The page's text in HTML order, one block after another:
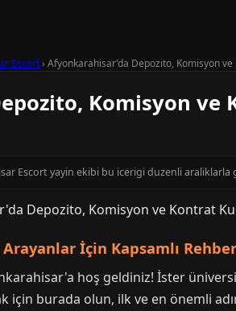
Escort› Afyonkarahisar'da Depozito, Komisyon ve
Komisyon ve
Escort yayin ekibi bu icerigi duzenli
İçin Kapsamlı
hoş geldiniz! İster
burada olun, ilk ve en önemli